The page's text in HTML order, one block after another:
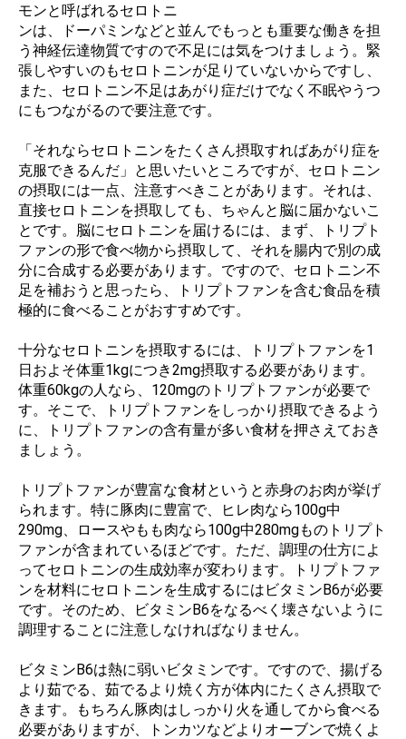
モンと呼ばれるセロトニ
ンは、ドーパミンなどと並んでもっとも重要な働きを担
う神経伝達物質ですので不足には気をつけましょう。緊
張しやすいのもセロトニンが足りていないからですし、
また、セロトニン不足はあがり症だけでなく不眠やうつ
にもつながるので要注意です。
「それならセロトニンをたくさん摂取すればあがり症を
克服できるんだ」と思いたいところですが、セロトニン
の摂取には一点、注意すべきことがあります。それは、
直接セロトニンを摂取しても、ちゃんと脳に届かないこ
とです。脳にセロトニンを届けるには、まず、トリプト
ファンの形で食べ物から摂取して、それを腸内で別の成
分に合成する必要があります。ですので、セロトニン不
足を補おうと思ったら、トリプトファンを含む食品を積
極的に食べることがおすすめです。
十分なセロトニンを摂取するには、トリプトファンを1
日およそ体重1kgにつき2mg摂取する必要があります。
体重60kgの人なら、120mgのトリプトファンが必要で
す。そこで、トリプトファンをしっかり摂取できるよう
に、トリプトファンの含有量が多い食材を押さえておき
ましょう。
トリプトファンが豊富な食材というと赤身のお肉が挙げ
られます。特に豚肉に豊富で、ヒレ肉なら100g中
290mg、ロースやもも肉なら100g中280mgものトリプト
ファンが含まれているほどです。ただ、調理の仕方によ
ってセロトニンの生成効率が変わります。トリプトファ
ンを材料にセロトニンを生成するにはビタミンB6が必要
です。そのため、ビタミンB6をなるべく壊さないように
調理することに注意しなければなりません。
ビタミンB6は熱に弱いビタミンです。ですので、揚げる
より茹でる、茹でるより焼く方が体内にたくさん摂取で
きます。もちろん豚肉はしっかり火を通してから食べる
必要がありますが、トンカツなどよりオーブンで焼くよ